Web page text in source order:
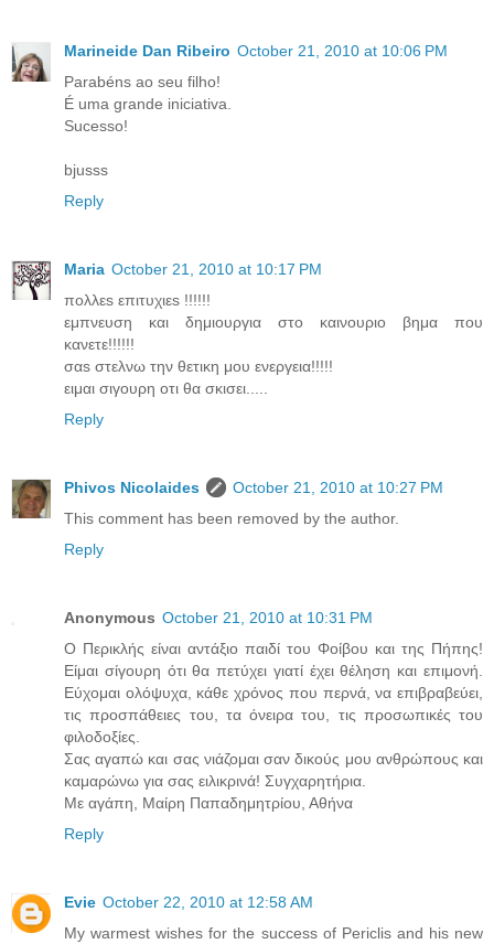
Marineide Dan Ribeiro October 21, 2010 at 10:06 PM
Parabéns ao seu filho!
É uma grande iniciativa.
Sucesso!
bjusss
Reply
Maria October 21, 2010 at 10:17 PM
πολλεs επιτυχιεs !!!!!!
εμπνευση και δημιουργια στο καινουριο βημα που
κανετε!!!!!!
σαs στελνω την θετικη μου ενεργεια!!!!!
ειμαι σιγουρη οτι θα σκισει.....
Reply
Phivos Nicolaides
October 21, 2010 at 10:27 PM
This comment has been removed by the author.
Reply
Anonymous October 21, 2010 at 10:31 PM
Ο Περικλής είναι αντάξιο παιδί του Φοίβου και της Πήπης!
Είμαι σίγουρη ότι θα πετύχει γιατί έχει θέληση και επιμονή.
Εύχομαι ολόψυχα, κάθε χρόνος που περνά, να επιβραβεύει,
τις προσπάθειες του, τα όνειρα του, τις προσωπικές του
φιλοδοξίες.
Σας αγαπώ και σας νιάζομαι σαν δικούς μου ανθρώπους και
καμαρώνω για σας ειλικρινά! Συγχαρητήρια.
Με αγάπη, Μαίρη Παπαδημητρίου, Αθήνα
Reply
Evie October 22, 2010 at 12:58 AM
My warmest wishes for the success of Periclis and his new